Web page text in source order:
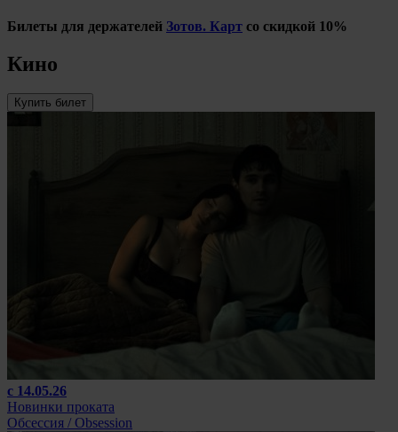
Билеты для держателей Зотов. Карт со скидкой 10%
Кино
Купить билет
с 14.05.26
Новинки проката
Обсессия / Obsession